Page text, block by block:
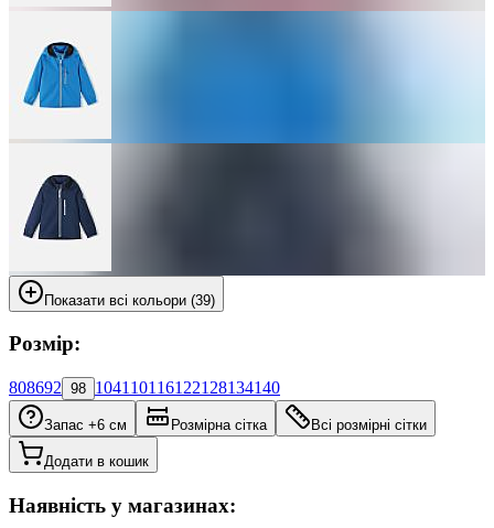
Показати всі кольори (39)
Розмір:
808692 98 104110116122128134140
Запас +6 см Розмірна сітка Всі розмірні сітки
Додати в кошик
Наявність у магазинах: